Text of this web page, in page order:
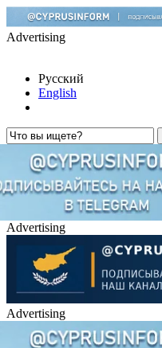
Advertising
Русский
English
Advertising
Advertising